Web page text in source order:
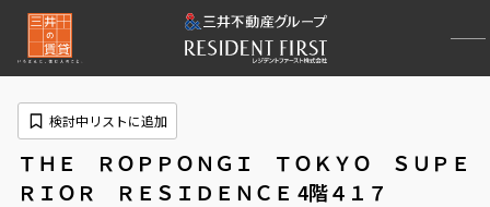
ＴＨＥ ＲＯＰＰＯＮＧＩ ＴＯＫＹＯ ＳＵＰＥ
ＲＩＯＲ ＲＥＳＩＤＥＮＣＥ 4階４１７
検討中リストに追加